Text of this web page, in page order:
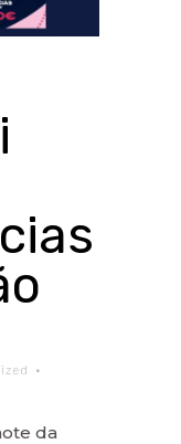
da